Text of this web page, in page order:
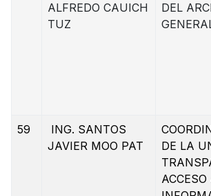
ALFREDO CAUICH
TUZ
DEL
59
ING. SANTOS
JAVIER MOO PAT
DE LA